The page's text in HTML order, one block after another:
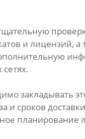
и лицензий, а
закладывать
и сроков
планирование